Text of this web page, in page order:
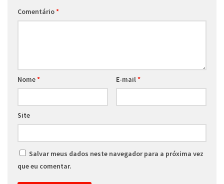
Comentário*
Nome* E-mail *
Site
Salvar meus dados neste navegador para a próxima vez
que eu comentar.